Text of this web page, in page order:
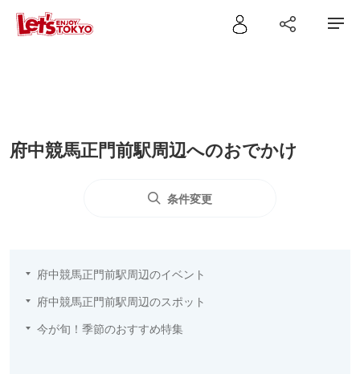
府中競馬正門前駅周辺へのおでかけ
条件変更
府中競馬正門前駅周辺のイベント
府中競馬正門前駅周辺のスポット
今が旬！季節のおすすめ特集